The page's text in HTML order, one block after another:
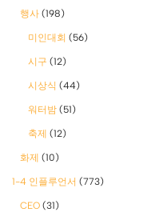
행사 (198)
미인대회 (56)
시구 (12)
시상식 (44)
워터밤 (51)
축제 (12)
화제 (10)
1-4 인플루언서 (773)
CEO (31)